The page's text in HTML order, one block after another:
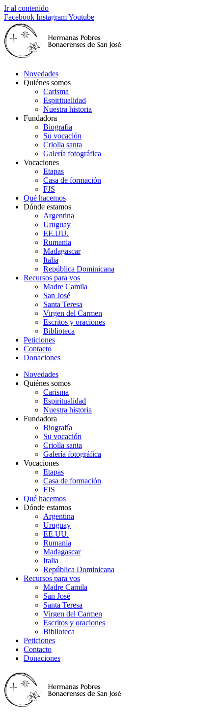
Ir al contenido
Facebook InstagramYoutube
Novedades
Quiénes somos
Carisma
Espiritualidad
Nuestra historia
Fundadora
Biografía
Su vocación
Criolla santa
Galería fotográfica
Vocaciones
Etapas
Casa de formación
FJS
Qué hacemos
Dónde estamos
Argentina
Uruguay
EE.UU.
Rumania
Madagascar
Italia
República Dominicana
Recursos para vos
Madre Camila
San José
Santa Teresa
Virgen del Carmen
Escritos y oraciones
Biblioteca
Peticiones
Contacto
Donaciones
Novedades
Quiénes somos
Carisma
Espiritualidad
Nuestra historia
Fundadora
Biografía
Su vocación
Criolla santa
Galería fotográfica
Vocaciones
Etapas
Casa de formación
FJS
Qué hacemos
Dónde estamos
Argentina
Uruguay
EE.UU.
Rumania
Madagascar
Italia
República Dominicana
Recursos para vos
Madre Camila
San José
Santa Teresa
Virgen del Carmen
Escritos y oraciones
Biblioteca
Peticiones
Contacto
Donaciones